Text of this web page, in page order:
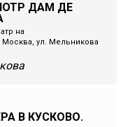
ДАМ ДЕ
на
Москва, ул. Мельникова
В КУСКОВО.